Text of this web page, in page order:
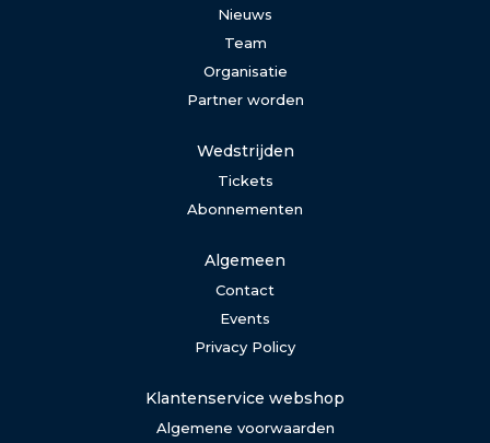
Nieuws
Team
Organisatie
Partner worden
Wedstrijden
Tickets
Abonnementen
Algemeen
Contact
Events
Privacy Policy
Klantenservice webshop
Algemene voorwaarden